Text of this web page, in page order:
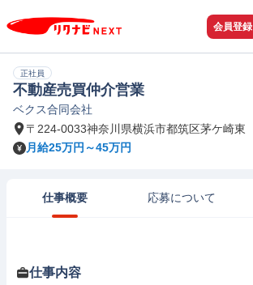
会員登録
正社員
不動産売買仲介営業
ベクス合同会社
〒224-0033神奈川県横浜市都筑区茅ケ崎東
月給25万円～45万円
仕事概要 応募について
仕事内容